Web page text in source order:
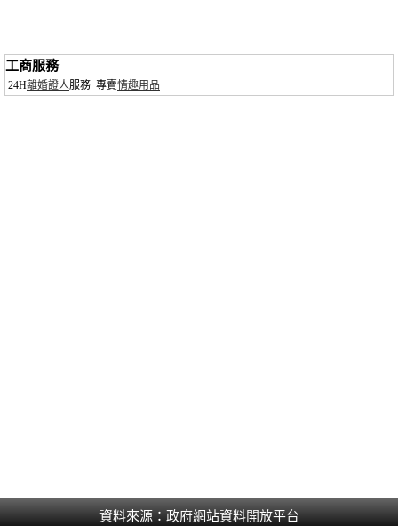
工商服務
24H離婚證人服務 專賣情趣用品
資料來源： 政府網站資料開放平台